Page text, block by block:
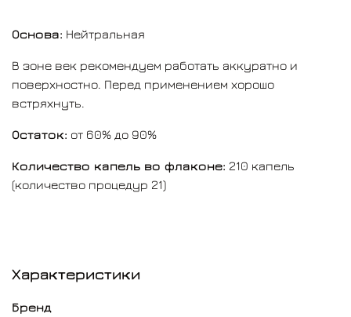
Основа: Нейтральная
В зоне век рекомендуем работать аккуратно и
поверхностно. Перед применением хорошо
встряхнуть.
Остаток: от 60% до 90%
Количество капель во флаконе: 210 капель
(количество процедур 21)
Характеристики
Бренд